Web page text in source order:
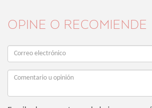
OPINE O RECOMIENDE